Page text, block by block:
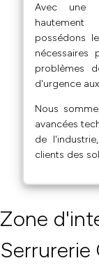
Avec une
possédons
problèmes
d'urgence
Nous
avancées
de
clients des
Zone
Serrurerie